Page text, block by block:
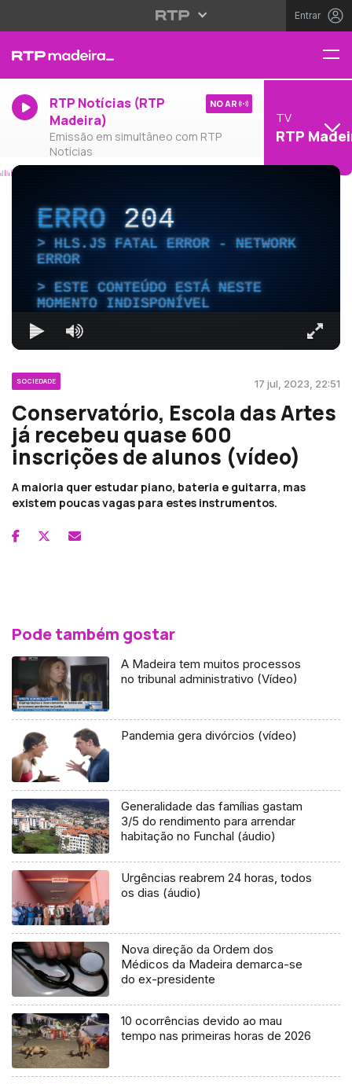
Entrar
RTP Notícias (RTP
Madeira)
Emissão em simultâneo com RTP
Notícias
NO AR
TV
RTP
ERRO204
HLS.JS FATAL ERROR - NETWORK
ERROR
ESTE CONTEÚDO ESTÁ NESTE
MOMENTO INDISPONÍVEL
SOCIEDADE 17 jul, 2023, 22:51
Conservatório, Escola das Artes
já recebeu quase 600
inscrições de alunos (vídeo)
A maioria quer estudar piano, bateria e guitarra, mas
existem poucas vagas para estes instrumentos.
Pode também gostar
A Madeira tem muitos processos
no tribunal administrativo (Vídeo)
Pandemia gera divórcios (vídeo)
Generalidade das famílias gastam
3/5 do rendimento para arrendar
habitação no Funchal (áudio)
Urgências reabrem 24 horas, todos
os dias (áudio)
Nova direção da Ordem dos
Médicos da Madeira demarca-se
do ex-presidente
10 ocorrências devido ao mau
tempo nas primeiras horas de 2026